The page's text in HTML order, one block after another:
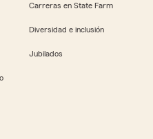
Carreras en State Farm
Diversidad e inclusión
Jubilados